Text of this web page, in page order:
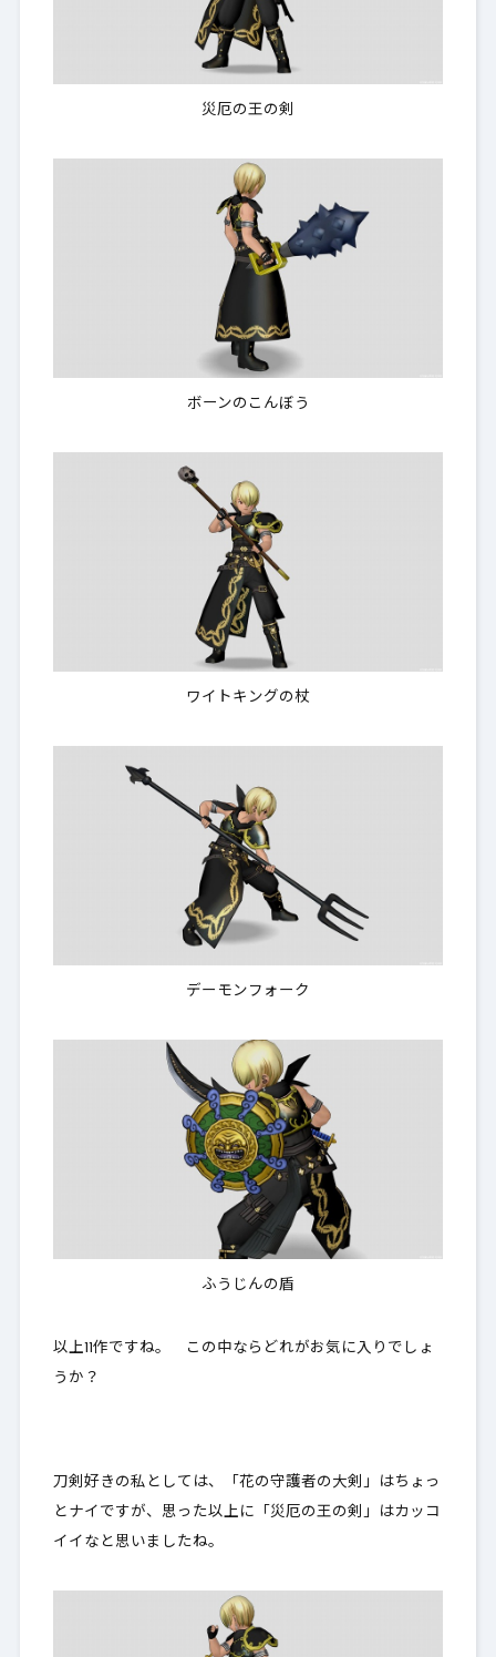
災厄の王の剣
ボーンのこんぼう
ワイトキングの杖
デーモンフォーク
ふうじんの盾
以上11作ですね。 この中ならどれがお気に入りでしょ
うか？
刀剣好きの私としては、「花の守護者の大剣」はちょっ
とナイですが、思った以上に「災厄の王の剣」はカッコ
イイなと思いましたね。